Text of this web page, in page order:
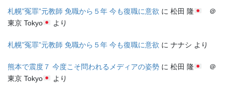
札幌”冤罪”元教師 免職から５年 今も復職に意欲 に 松田 隆
＠
東京 Tokyo
より
札幌”冤罪”元教師 免職から５年 今も復職に意欲 に ナナシ より
熊本で震度７ 今度こそ問われるメディアの姿勢 に 松田 隆
＠
東京 Tokyo
より